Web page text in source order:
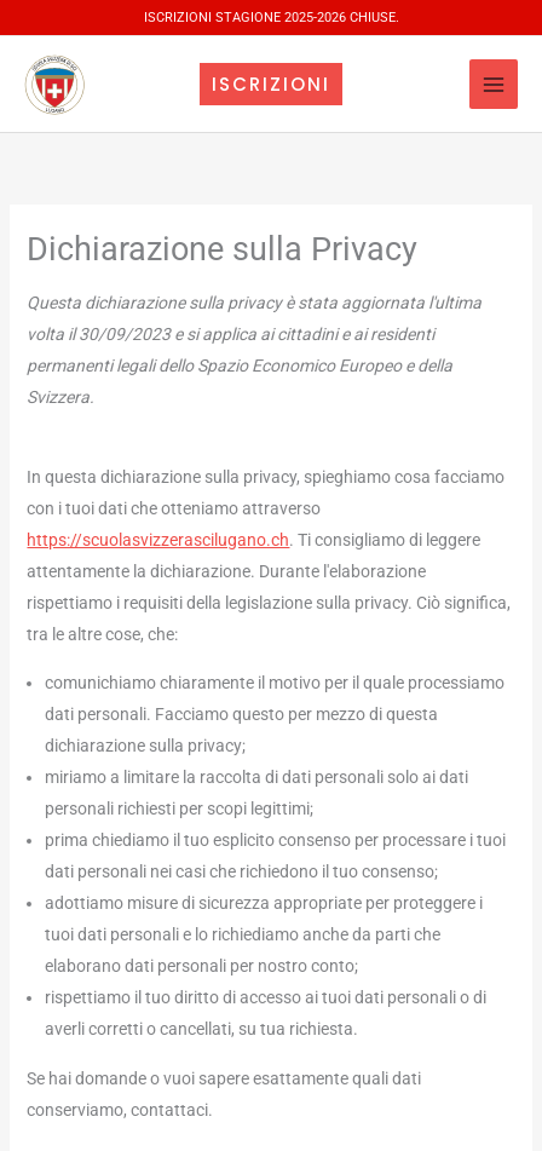
contenuto
ISCRIZIONI STAGIONE 2025-2026 CHIUSE.
ISCRIZIONI
Dichiarazione sulla Privacy
Questa dichiarazione sulla privacy è stata aggiornata l'ultima
volta il 30/09/2023 e si applica ai cittadini e ai residenti
permanenti legali dello Spazio Economico Europeo e della
Svizzera.
In questa dichiarazione sulla privacy, spieghiamo cosa facciamo
con i tuoi dati che otteniamo attraverso
https://scuolasvizzerascilugano.ch. Ti consigliamo di leggere
attentamente la dichiarazione. Durante l'elaborazione
rispettiamo i requisiti della legislazione sulla privacy. Ciò significa,
tra le altre cose, che:
comunichiamo chiaramente il motivo per il quale processiamo
dati personali. Facciamo questo per mezzo di questa
dichiarazione sulla privacy;
miriamo a limitare la raccolta di dati personali solo ai dati
personali richiesti per scopi legittimi;
prima chiediamo il tuo esplicito consenso per processare i tuoi
dati personali nei casi che richiedono il tuo consenso;
adottiamo misure di sicurezza appropriate per proteggere i
tuoi dati personali e lo richiediamo anche da parti che
elaborano dati personali per nostro conto;
rispettiamo il tuo diritto di accesso ai tuoi dati personali o di
averli corretti o cancellati, su tua richiesta.
Se hai domande o vuoi sapere esattamente quali dati
conserviamo, contattaci.